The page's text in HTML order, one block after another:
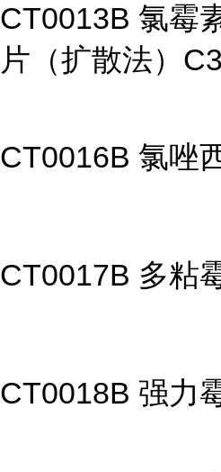
CT0013B 氯霉
片（扩散法）
CT0016B 氯唑
CT0017B 多粘
CT0018B 强力